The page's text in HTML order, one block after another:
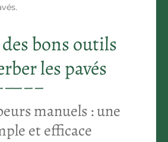
bons outils
les pavés
manuels : une
et efficace